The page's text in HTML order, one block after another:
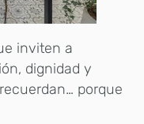
inviten a
dignidad y
porque